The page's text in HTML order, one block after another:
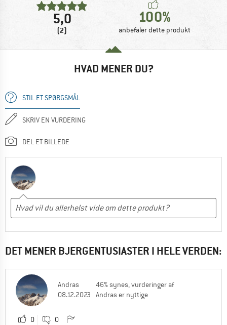
5,0
(2)
100%
anbefaler dette produkt
HVAD MENER DU?
STIL ET SPØRGSMÅL
SKRIV EN VURDERING
DEL ET BILLEDE
DET MENER BJERGENTUSIASTER I HELE VERDEN:
Andras
08.12.2023
46% synes, vurderinger af
Andras er nyttige
0 0